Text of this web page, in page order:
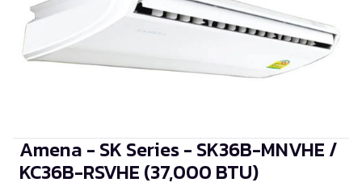
Amena - SK Series - SK36B-MNVHE /
KC36B-RSVHE (37,000 BTU)